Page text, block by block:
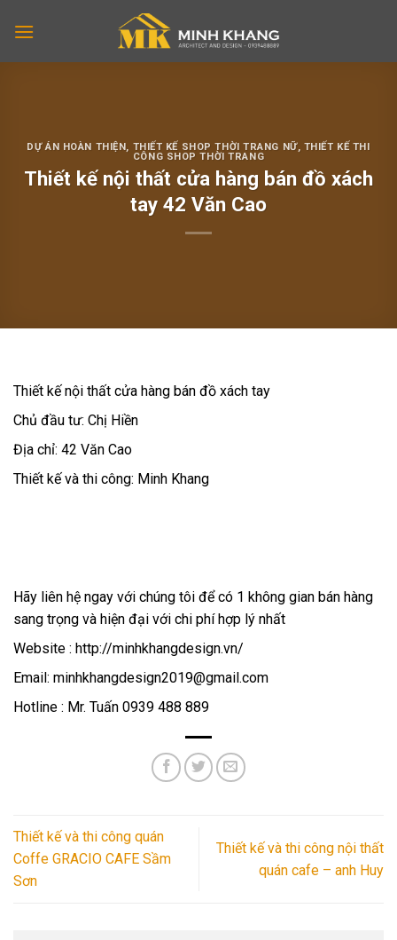
DỰ ÁN HOÀN THIỆN, THIẾT KẾ SHOP THỜI TRANG NỮ, THIẾT KẾ THI
CÔNG SHOP THỜI TRANG
Thiết kế nội thất cửa hàng bán đồ xách
tay 42 Văn Cao
Thiết kế nội thất cửa hàng bán đồ xách tay
Chủ đầu tư: Chị Hiền
Địa chỉ: 42 Văn Cao
Thiết kế và thi công: Minh Khang
Hãy liên hệ ngay với chúng tôi để có 1 không gian bán hàng
sang trọng và hiện đại với chi phí hợp lý nhất
Website : http://minhkhangdesign.vn/
Email: minhkhangdesign2019@gmail.com
Hotline : Mr. Tuấn 0939 488 889
Thiết kế và thi công quán
Coffe GRACIO CAFE Sầm
Sơn
Thiết kế và thi công nội thất
quán cafe – anh Huy